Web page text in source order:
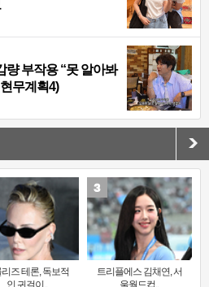
부작용 “못 알아봐
무계획4)
즈 테론, 독보적
트리플에스 김채연, 서